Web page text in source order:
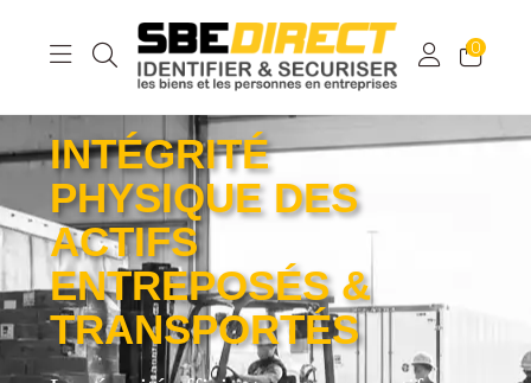
0
INTÉGRITÉ
PHYSIQUE DES
ACTIFS
ENTREPOSÉS &
TRANSPORTÉS